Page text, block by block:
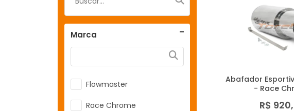
Marca
Flowmaster
Race Chrome
Abafador
- Race
R$